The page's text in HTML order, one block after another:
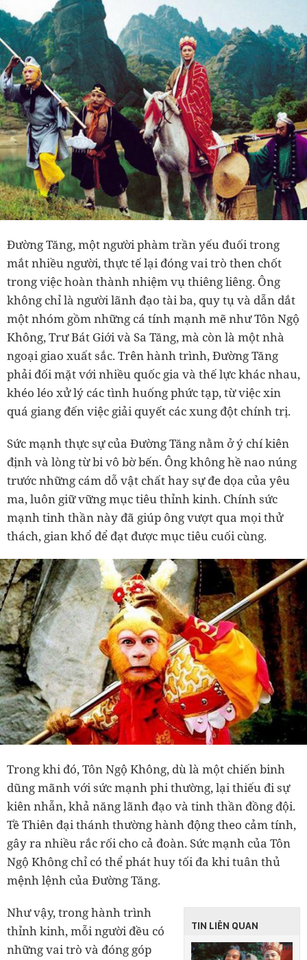
Đường Tăng, một người phàm trần yếu đuối trong
mắt nhiều người, thực tế lại đóng vai trò then chốt
trong việc hoàn thành nhiệm vụ thiêng liêng. Ông
không chỉ là người lãnh đạo tài ba, quy tụ và dẫn dắt
một nhóm gồm những cá tính mạnh mẽ như Tôn Ngộ
Không, Trư Bát Giới và Sa Tăng, mà còn là một nhà
ngoại giao xuất sắc. Trên hành trình, Đường Tăng
phải đối mặt với nhiều quốc gia và thế lực khác nhau,
khéo léo xử lý các tình huống phức tạp, từ việc xin
quá giang đến việc giải quyết các xung đột chính trị.
Sức mạnh thực sự của Đường Tăng nằm ở ý chí kiên
định và lòng từ bi vô bờ bến. Ông không hề nao núng
trước những cám dỗ vật chất hay sự đe dọa của yêu
ma, luôn giữ vững mục tiêu thỉnh kinh. Chính sức
mạnh tinh thần này đã giúp ông vượt qua mọi thử
thách, gian khổ để đạt được mục tiêu cuối cùng.
Trong khi đó, Tôn Ngộ Không, dù là một chiến binh
dũng mãnh với sức mạnh phi thường, lại thiếu đi sự
kiên nhẫn, khả năng lãnh đạo và tinh thần đồng đội.
Tề Thiên đại thánh thường hành động theo cảm tính,
gây ra nhiều rắc rối cho cả đoàn. Sức mạnh của Tôn
Ngộ Không chỉ có thể phát huy tối đa khi tuân thủ
mệnh lệnh của Đường Tăng.
TIN LIÊN QUAN
Như vậy, trong hành trình
thỉnh kinh, mỗi người đều có
những vai trò và đóng góp